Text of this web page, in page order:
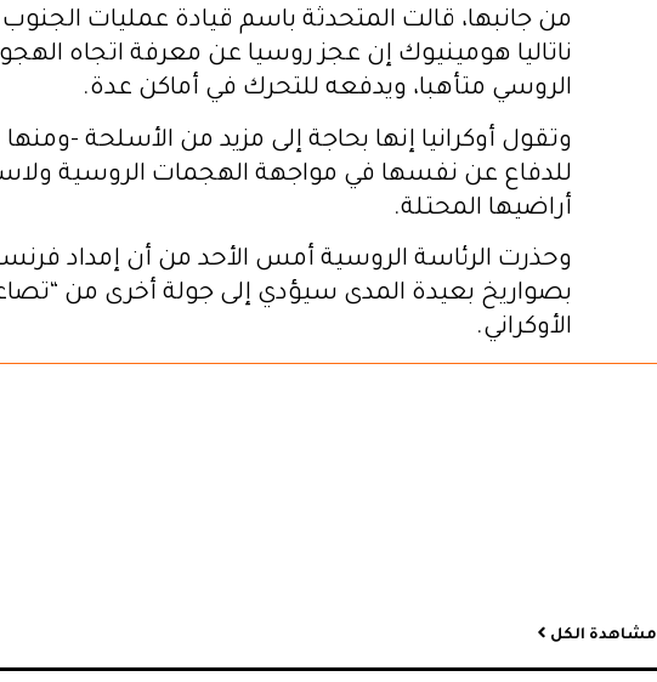
من جانبها، قالت المتحدثة باسم قيادة عمليات الجنوب
ناتاليا هومينيوك إن عجز روسيا عن معرفة اتجاه
الروسي متأهبا، ويدفعه للتحرك في أماكن عدة.
وتقول أوكرانيا إنها بحاجة إلى مزيد من الأسلحة -
للدفاع عن نفسها في مواجهة الهجمات الروسية
أراضيها المحتلة.
وحذرت الرئاسة الروسية أمس الأحد من أن إمداد فرنسا
بصواريخ بعيدة المدى سيؤدي إلى جولة أخرى من
الأوكراني.
مشاهدة الكل